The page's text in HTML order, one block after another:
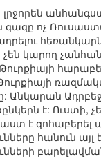
գազը ոչ
կարող
Անկարան
է: Ուստի,
է զոհաբերել
հանուն այլ